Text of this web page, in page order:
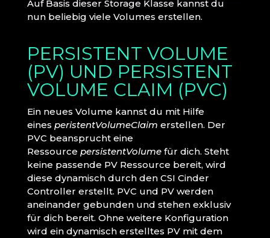
Auf Basis dieser Storage Klasse kannst du
nun beliebig viele Volumes erstellen.
PERSISTENT VOLUME
(PV) UND PERSISTENT
VOLUME CLAIM (PVC)
Ein neues Volume kannst du mit Hilfe
eines peristentVolumeClaim erstellen. Der
PVC beansprucht eine
Ressource persistentVolumefür dich. Steht
keine passende PV Ressource bereit, wird
diese dynamisch durch den CSI Cinder
Controller erstellt. PVC und PV werden
aneinander gebunden und stehen exklusiv
für dich bereit. Ohne weitere Konfiguration
wird ein dynamisch erstelltes PV mit dem